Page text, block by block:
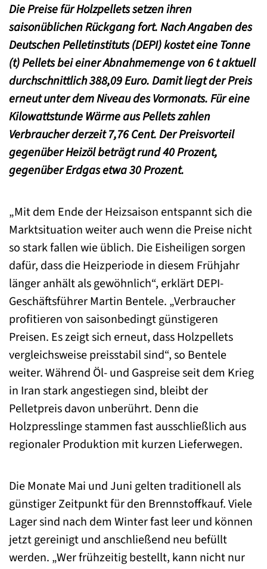
Die Preise für Holzpellets setzen ihren
saisonüblichen Rückgang fort. Nach Angaben des
Deutschen Pelletinstituts (DEPI) kostet eine Tonne
(t) Pellets bei einer Abnahmemenge von 6 t aktuell
durchschnittlich 388,09 Euro. Damit liegt der Preis
erneut unter dem Niveau des Vormonats. Für eine
Kilowattstunde Wärme aus Pellets zahlen
Verbraucher derzeit 7,76 Cent. Der Preisvorteil
gegenüber Heizöl beträgt rund 40 Prozent,
gegenüber Erdgas etwa 30 Prozent.
„Mit dem Ende der Heizsaison entspannt sich die
Marktsituation weiter auch wenn die Preise nicht
so stark fallen wie üblich. Die Eisheiligen sorgen
dafür, dass die Heizperiode in diesem Frühjahr
länger anhält als gewöhnlich“, erklärt DEPI-
Geschäftsführer Martin Bentele. „Verbraucher
profitieren von saisonbedingt günstigeren
Preisen. Es zeigt sich erneut, dass Holzpellets
vergleichsweise preisstabil sind“, so Bentele
weiter. Während Öl- und Gaspreise seit dem Krieg
in Iran stark angestiegen sind, bleibt der
Pelletpreis davon unberührt. Denn die
Holzpresslinge stammen fast ausschließlich aus
regionaler Produktion mit kurzen Lieferwegen.
Die Monate Mai und Juni gelten traditionell als
günstiger Zeitpunkt für den Brennstoffkauf. Viele
Lager sind nach dem Winter fast leer und können
jetzt gereinigt und anschließend neu befüllt
werden. „Wer frühzeitig bestellt, kann nicht nur